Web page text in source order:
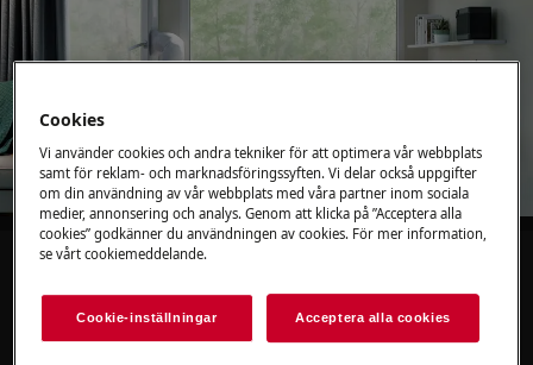
Cookies
Vi använder cookies och andra tekniker för att optimera vår webbplats
samt för reklam- och marknadsföringssyften. Vi delar också uppgifter
om din användning av vår webbplats med våra partner inom sociala
medier, annonsering och analys. Genom att klicka på ”Acceptera alla
cookies” godkänner du användningen av cookies. För mer information,
se vårt cookiemeddelande.
Cookie-inställningar Acceptera alla cookies